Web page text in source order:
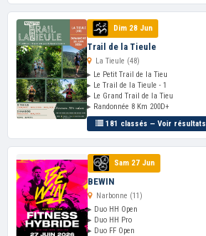
Dim 28 Jun
Trail de la Tieule
La Tieule (48)
▸ Le Petit Trail de la Tieu
▸ Le Trail de la Tieule - 1
▸ Le Grand Trail de la Tieu
▸ Randonnée 8 Km 200D+
181 classés — Voir résultats
Sam 27 Jun
BEWIN
Narbonne (11)
▸ Duo HH Open
▸ Duo HH Pro
▸ Duo FF Open